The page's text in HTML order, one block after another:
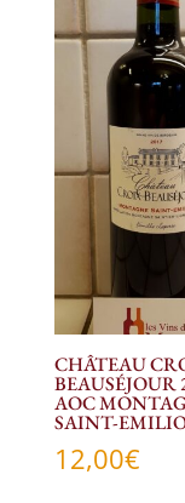
CHÂTEAU
BEAUSÉJOUR
AOC
SAINT-
12,00€